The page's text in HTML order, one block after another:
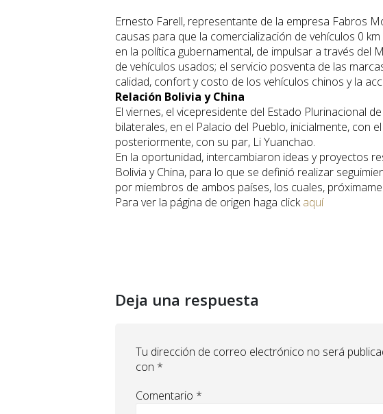
Ernesto Farell, representante de la empresa Fabros
causas para que la comercialización de vehículos 0
en la política gubernamental, de impulsar a través del
de vehículos usados; el servicio posventa de las
calidad, confort y costo de los vehículos chinos y la
Relación Bolivia y China
El viernes, el vicepresidente del Estado Plurinacional
bilaterales, en el Palacio del Pueblo, inicialmente, con
posteriormente, con su par, Li Yuanchao.
En la oportunidad, intercambiaron ideas y proyectos
Bolivia y China, para lo que se definió realizar
por miembros de ambos países, los cuales,
Para ver la página de origen haga clickaquí
Deja una respuesta
Tu dirección de correo electrónico no será
con *
Comentario *